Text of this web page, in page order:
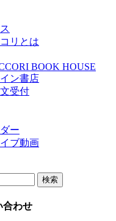
リとは
BOOK HOUSE
ン書店
受付
ー
ブ動画
検索
合わせ